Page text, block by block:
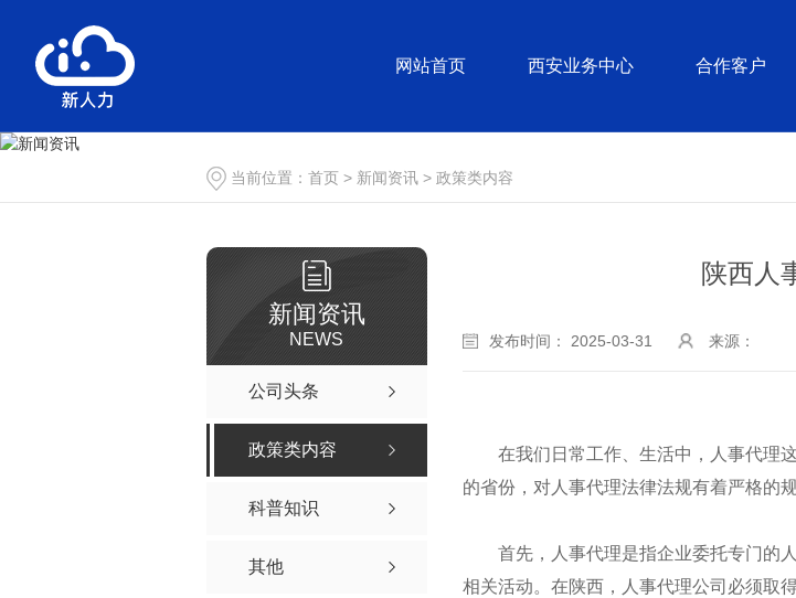
网站首页 西安业务中心 合作客户
当前位置： 首页 > 新闻资讯 > 政策类内容
新闻资讯
NEWS
公司头条
政策类内容
科普知识
其他
陕西人
发布时间： 2025-03-31 来源：
在我们日常工作、生活中，人事代理
的省份，对人事代理法律法规有着严格的
首先，人事代理是指企业委托专门的
相关活动。在陕西，人事代理公司必须取